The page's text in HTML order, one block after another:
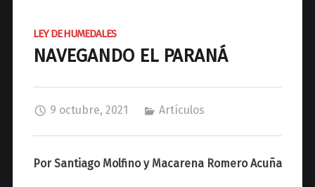
e
s
P
LEY DE HUMEDALES
NAVEGANDO EL PARANÁ
9 octubre, 2021 Artículos
Por Santiago Molfino y Macarena Romero Acuña